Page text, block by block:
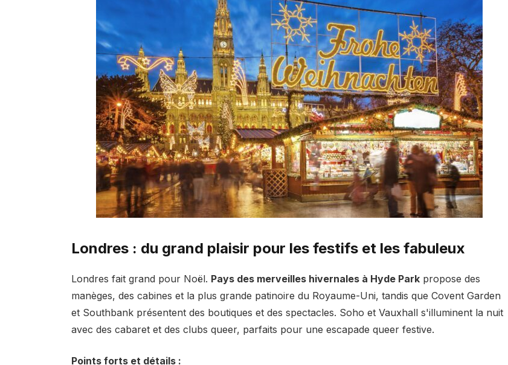
Londres : du grand plaisir pour les festifs et les fabuleux
Londres fait grand pour Noël. Pays des merveilles hivernales à Hyde Parkpropose des
manèges, des cabines et la plus grande patinoire du Royaume-Uni, tandis que Covent Garden
et Southbank présentent des boutiques et des spectacles. Soho et Vauxhall s'illuminent la nuit
avec des cabaret et des clubs queer, parfaits pour une escapade queer festive.
Points forts et détails :